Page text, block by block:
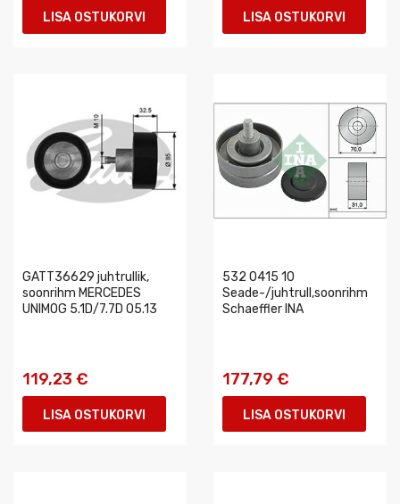
LISA OSTUKORVI LISA OSTUKORVI
GATT36629 juhtrullik,
soonrihm MERCEDES
UNIMOG 5.1D/7.7D 05.13
119,23 €
LISA OSTUKORVI
532 0415 10
Seade-/juhtrull,soonrihm
Schaeffler INA
177,79 €
LISA OSTUKORVI